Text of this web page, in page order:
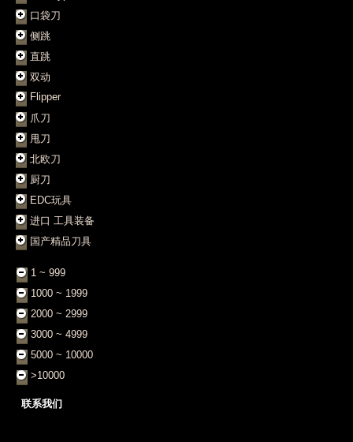
口袋刀
侧跳
直跳
双动
Flipper
爪刀
甩刀
北欧刀
厨刀
EDC玩具
进口 工具装备
国产精品刀具
1 ~ 999
1000 ~ 1999
2000 ~ 2999
3000 ~ 4999
5000 ~ 10000
>10000
联系我们